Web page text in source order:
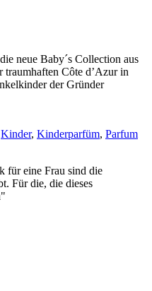
neue Baby´s Collection aus
traumhaften Côte d’Azur in
der Gründer
Kinder, Kinderparfüm, Parfum
für eine Frau sind die
Für die, die dieses